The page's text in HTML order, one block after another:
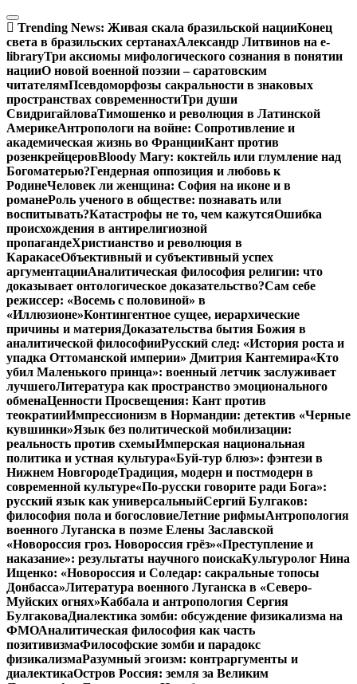
Перейти
к
содержимому
Trending News: Живая скала бразильской нацииКонец
света в бразильских сертанахАлександр Литвинов на e-
libraryТри аксиомы мифологического сознания в понятии
нацииО новой военной поэзии – саратовским
читателямПсевдоморфозы сакральности в знаковых
пространствах современностиТри души
СвидригайловаТимошенко и революция в Латинской
АмерикеАнтропологи на войне: Сопротивление и
академическая жизнь во ФранцииКант против
розенкрейцеровBloody Mary: коктейль или глумление над
Богоматерью?Гендерная оппозиция и любовь к
РодинеЧеловек ли женщина: София на иконе и в
романеРоль ученого в обществе: познавать или
воспитывать?Катастрофы не то, чем кажутсяОшибка
происхождения в антирелигиозной
пропагандеХристианство и революция в
КаракасеОбъективный и субъективный успех
аргументацииАналитическая философия религии: что
доказывает онтологическое доказательство?Сам себе
режиссер: «Восемь с половиной» в
«Иллюзионе»Контингентное сущее, иерархические
причины и материяДоказательства бытия Божия в
аналитической философииРусский след: «История роста и
упадка Оттоманской империи» Дмитрия Кантемира«Кто
убил Маленького принца»: военный летчик заслуживает
лучшегоЛитература как пространство эмоционального
обменаЦенности Просвещения: Кант против
теократииИмпрессионизм в Нормандии: детектив «Черные
кувшинки»Язык без политической мобилизации:
реальность против схемыИмперская национальная
политика и устная культура«Буй-тур блюз»: фэнтези в
Нижнем НовгородеТрадиция, модерн и постмодерн в
современной культуре«По-русски говорите ради Бога»:
русский язык как универсальныйСергий Булгаков:
философия пола и богословиеЛетние рифмыАнтропология
военного Луганска в поэме Елены Заславской
«Новороссия гроз. Новороссия грёз»«Преступление и
наказание»: результаты научного поискаКультуролог Нина
Ищенко: «Новороссия и Соледар: сакральные топосы
Донбасса»Литература военного Луганска в «Северо-
Муйских огнях»Каббала и антропология Сергия
БулгаковаДиалектика зомби: обсуждение физикализма на
ФМОАналитическая философия как часть
позитивизмаФилософские зомби и парадокс
физикализмаРазумный эгоизм: контраргументы и
диалектикаОстров Россия: земля за Великим